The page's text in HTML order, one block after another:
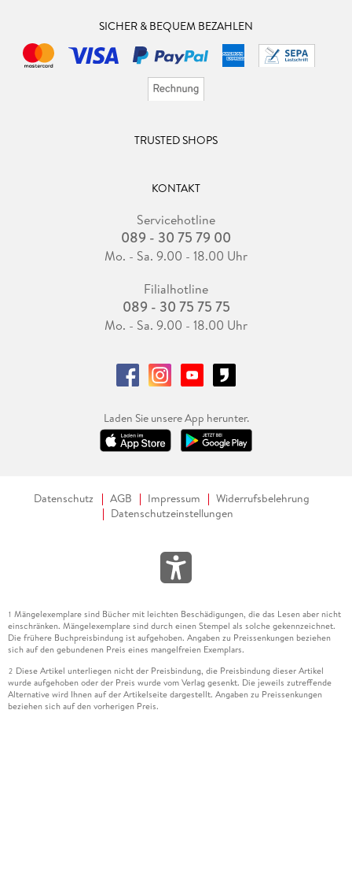
SICHER & BEQUEM BEZAHLEN
TRUSTED SHOPS
KONTAKT
Servicehotline
089 - 30 75 79 00
Mo. - Sa. 9.00 - 18.00 Uhr
Filialhotline
089 - 30 75 75 75
Mo. - Sa. 9.00 - 18.00 Uhr
Laden Sie unsere App herunter.
Datenschutz AGB Impressum
Widerrufsbelehrung
Datenschutzeinstellungen
1 Mängelexemplare sind Bücher mit leichten Beschädigungen, die das Lesen aber nicht
einschränken. Mängelexemplare sind durch einen Stempel als solche gekennzeichnet.
Die frühere Buchpreisbindung ist aufgehoben. Angaben zu Preissenkungen beziehen
sich auf den gebundenen Preis eines mangelfreien Exemplars.
2 Diese Artikel unterliegen nicht der Preisbindung, die Preisbindung dieser Artikel
wurde aufgehoben oder der Preis wurde vom Verlag gesenkt. Die jeweils zutreffende
Alternative wird Ihnen auf der Artikelseite dargestellt. Angaben zu Preissenkungen
beziehen sich auf den vorherigen Preis.